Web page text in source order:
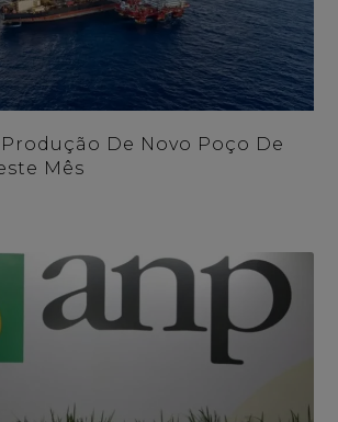
De Novo Poço De
Mês